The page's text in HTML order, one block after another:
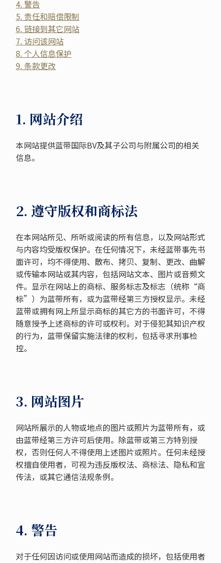
4. 警告
5. 责任和赔偿限制
6. 链接到其它网站
7. 访问该网站
8. 个人信息保护
9. 条款更改
1. 网站介绍
本网站提供蓝带国际BV及其子公司与附属公司的相关
信息。
2. 遵守版权和商标法
在本网站所见、所听或阅读的所有信息，以及网站形式
与内容均受版权保护。在任何情况下，未经蓝带事先书
面许可，均不得使用、散布、拷贝、复制、更改、曲解
或传输本网站或其内容，包括网站文本、图片或音频文
件。显示在网站上的商标、服务标志及标志（统称“商
标”）为蓝带所有，或为蓝带经第三方授权显示。未经
蓝带或拥有网上所显示商标的其它方的书面许可，不得
随意授予上述商标的许可或权利。对于侵犯其知识产权
的行为，蓝带保留实施法律的权利，包括寻求刑事检
控。
3. 网站图片
网站所展示的人物或地点的图片或照片为蓝带所有，或
由蓝带经第三方许可后使用。除蓝带或第三方特别授
权，否则任何人不得使用上述图片或照片。任何未经授
权擅自使用者，可视为违反版权法、商标法、隐私和宣
传法，或其它通信法规条例。
4. 警告
对于任何因访问或使用网站而造成的损坏，包括使用者